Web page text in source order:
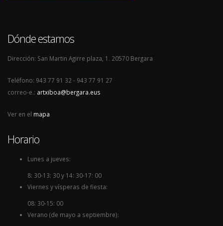
Dónde estamos
Dirección: San Martin Agirre plaza, 1. 20570 Bergara
Teléfono: 943 77 91 32 - 943 77 91 27
correo-e.: artxiboa@bergara.eus
Ver en el mapa
Horario
Lunes a jueves:
8: 30-13: 30 y 14: 30-17: 00
Viernes y vísperas de fiesta:
08: 30-15: 00
Verano (de mayo a septiembre):